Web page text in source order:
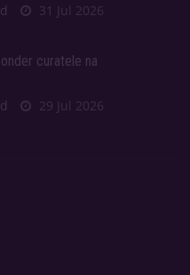
31 Jul 2026
curatele na
29 Jul 2026